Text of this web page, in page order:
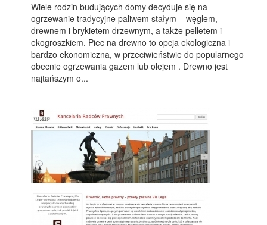
Wiele rodzin budujących domy decyduje się na
ogrzewanie tradycyjne paliwem stałym – węglem,
drewnem i brykietem drzewnym, a także pelletem i
ekogroszkiem. Piec na drewno to opcja ekologiczna i
bardzo ekonomiczna, w przeciwieństwie do popularnego
obecnie ogrzewania gazem lub olejem . Drewno jest
najtańszym o...